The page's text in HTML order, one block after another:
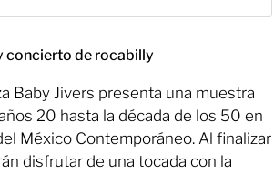
concierto de rocabilly
Baby Jivers presenta una muestra
20 hasta la década de los 50 en
México Contemporáneo. Al finalizar
disfrutar de una tocada con la